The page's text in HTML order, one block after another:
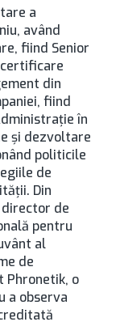
a
având
fiind Senior
certificare
din
fiind
în
și dezvoltare
politicile
de
Din
director de
pentru
al
de
Phronetik, o
a observa